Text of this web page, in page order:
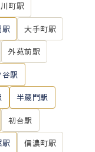
町駅
駅 大手町駅
外苑前駅
谷駅
半蔵門駅
初台駅
駅 信濃町駅